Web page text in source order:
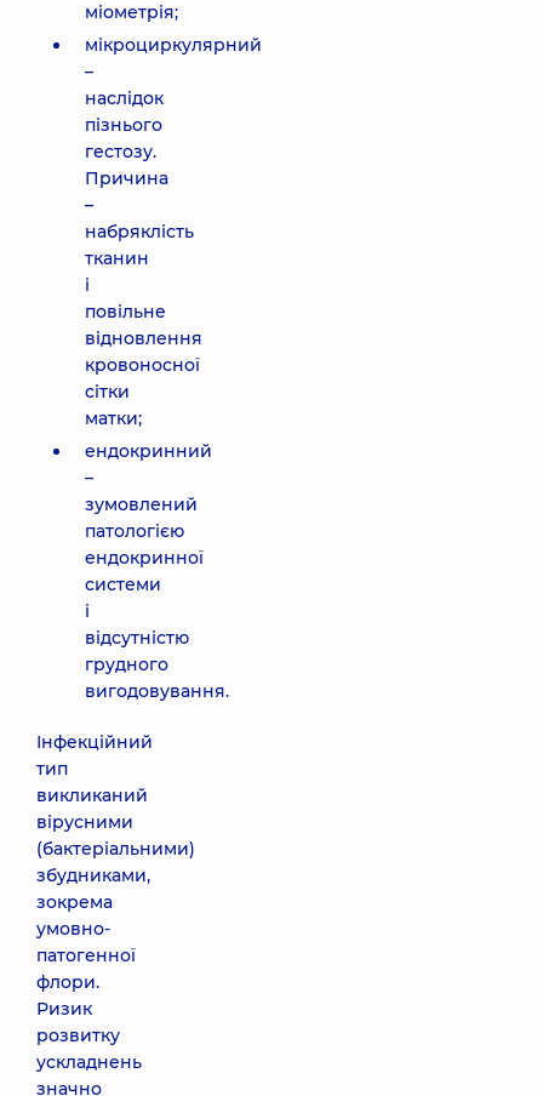
міометрія;
мікроциркулярний
–
наслідок
пізнього
гестозу.
Причина
–
набряклість
тканин
і
повільне
відновлення
кровоносної
сітки
матки;
ендокринний
–
зумовлений
патологією
ендокринної
системи
і
відсутністю
грудного
вигодовування.
Інфекційний
тип
викликаний
вірусними
(бактеріальними)
збудниками,
зокрема
умовно-
патогенної
флори.
Ризик
розвитку
ускладнень
значно